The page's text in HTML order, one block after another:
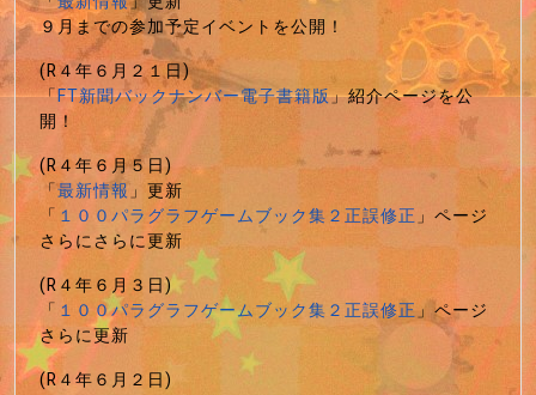
９月までの参加予定イベントを公開！
(R４年６月２１日)
「FT新聞バックナンバー電子書籍版」紹介ページを公
開！
(R４年６月５日)
「最新情報」更新
「 １００パラグラフゲームブック集２正誤修正」ページ
さらにさらに更新
(R４年６月３日)
「 １００パラグラフゲームブック集２正誤修正」ページ
さらに更新
(R４年６月２日)